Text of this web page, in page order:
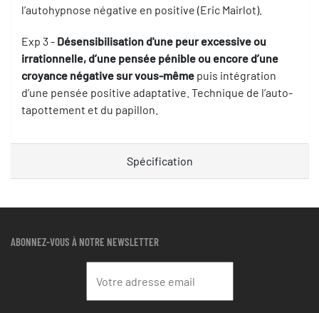
l’autohypnose négative en positive (Eric Mairlot).
Exp 3 - Désensibilisation d'une peur excessive ou
irrationnelle, d’une pensée pénible ou encore d’une
croyance négative sur vous-même puis intégration
d’une pensée positive adaptative. Technique de l’auto-
tapottement et du papillon.
Spécification
ABONNEZ-VOUS À NOTRE NEWSLETTER